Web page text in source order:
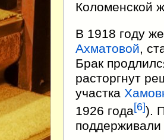
Коломенской
В 1918 году
Ахматовой,
Брак
расторгнут
участка
1926 года[6]).
поддерживали